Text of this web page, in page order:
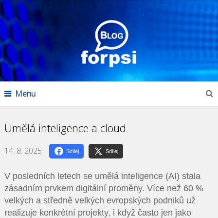
Menu
Umělá inteligence a cloud
14. 8. 2025 Sdílej Sdílej
V posledních letech se umělá inteligence (AI) stala
zásadním prvkem digitální proměny. Více než 60 %
velkých a středně velkých evropských podniků už
realizuje konkrétní projekty, i když často jen jako